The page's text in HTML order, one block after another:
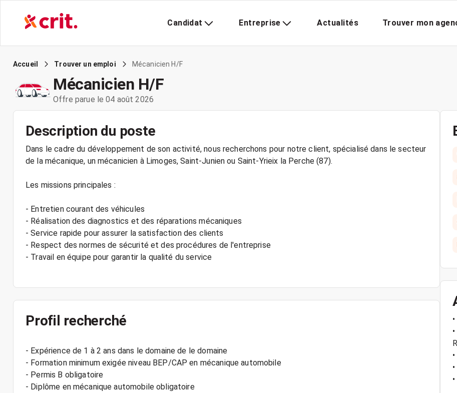
Candidat Entreprise Actualités Trouver mon
Accueil Trouver un emploi Mécanicien H/F
Mécanicien H/F
Offre parue le 04 août 2026
Description du poste
Dans le cadre du développement de son activité, nous recherchons pour notre client, spécialisé dans le secteur
de la mécanique, un mécanicien à Limoges, Saint-Junien ou Saint-Yrieix la Perche (87).
Les missions principales :
- Entretien courant des véhicules
- Réalisation des diagnostics et des réparations mécaniques
- Service rapide pour assurer la satisfaction des clients
- Respect des normes de sécurité et des procédures de l'entreprise
- Travail en équipe pour garantir la qualité du service
Profil recherché
- Expérience de 1 à 2 ans dans le domaine de le domaine
- Formation minimum exigée niveau BEP/CAP en mécanique automobile
- Permis B obligatoire
- Diplôme en mécanique automobile obligatoire